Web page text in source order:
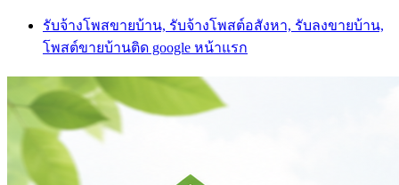
Skip
content
รับจ้างโพสขายบ้าน, รับจ้างโพสต์อสังหา, รับลงขายบ้าน,
โพสต์ขายบ้านติด google หน้าแรก